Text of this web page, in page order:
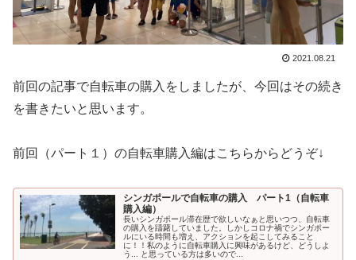
2021.08.21
前回の記事で自転車の購入をしましたが、今回はその続き
を書きたいと思います。
前回（パート１）の自転車購入編はこちらからどうぞ↓
シンガポールで自転車の購入 パート1（自転車
購入編）
長いシンガポール滞在歴で欲しいなぁと思いつつ、自転車
の購入を躊躇していました。しかしコロナ禍でシンガポー
ルにいる時間も増え、アクションを起こしてみること
に！！私のように自転車購入に興味があるけど、どうしよ
う... と思っている方は多いので...